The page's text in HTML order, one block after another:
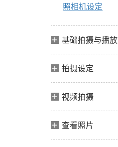
照相机设定
基础拍摄与播放
拍摄设定
视频拍摄
查看照片